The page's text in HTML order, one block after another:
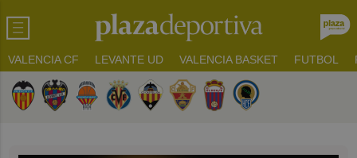
VALENCIA CF LEVANTE UD VALENCIA BASKET FUTBOL